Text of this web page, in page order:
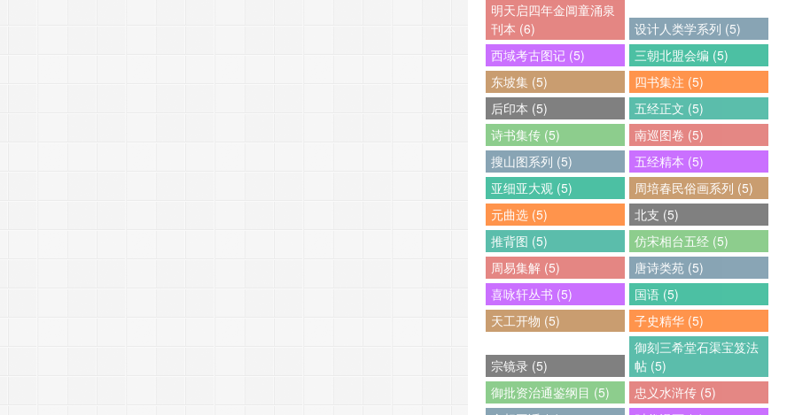
明天启四年金阊童涌泉
刊本 (6)
设计人类学系列 (5)
西域考古图记 (5)
三朝北盟会编 (5)
东坡集 (5)
四书集注 (5)
后印本 (5)
五经正文 (5)
诗书集传 (5)
南巡图卷 (5)
搜山图系列 (5)
五经精本 (5)
亚细亚大观 (5)
周培春民俗画系列 (5)
元曲选 (5)
北支 (5)
推背图 (5)
仿宋相台五经 (5)
周易集解 (5)
唐诗类苑 (5)
喜咏轩丛书 (5)
国语 (5)
天工开物 (5)
子史精华 (5)
宗镜录 (5)
御刻三希堂石渠宝笈法
帖 (5)
御批资治通鉴纲目 (5)
忠义水浒传 (5)